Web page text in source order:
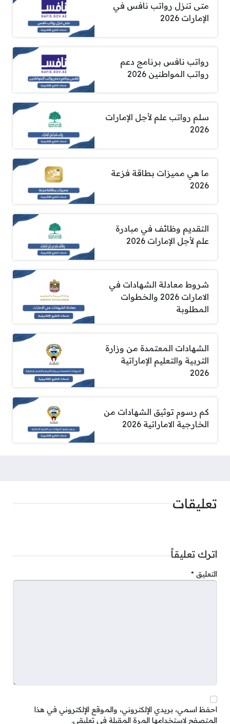
متى تنزل رواتب نافس في
الإمارات 2026
رواتب نافس برنامج دعم
رواتب المواطنين 2026
سلم رواتب علم لأجل الإمارات
2026
ما هي مميزات بطاقة فزعة
2026
التقديم وظائف في مبادرة
علم لأجل الإمارات 2026
شروط معادلة الشهادات في
الامارات 2026 والخطوات
المطلوبة
الشهادات المعتمدة من وزارة
التربية والتعليم الإماراتية
2026
كم رسوم توثيق الشهادات من
الخارجية الاماراتية 2026
تعليقات
اترك تعليقاً
التعليق *
احفظ اسمي، بريدي الإلكتروني، والموقع الإلكتروني في هذا
المتصفح لاستخدامها المرة المقبلة في تعليقي.